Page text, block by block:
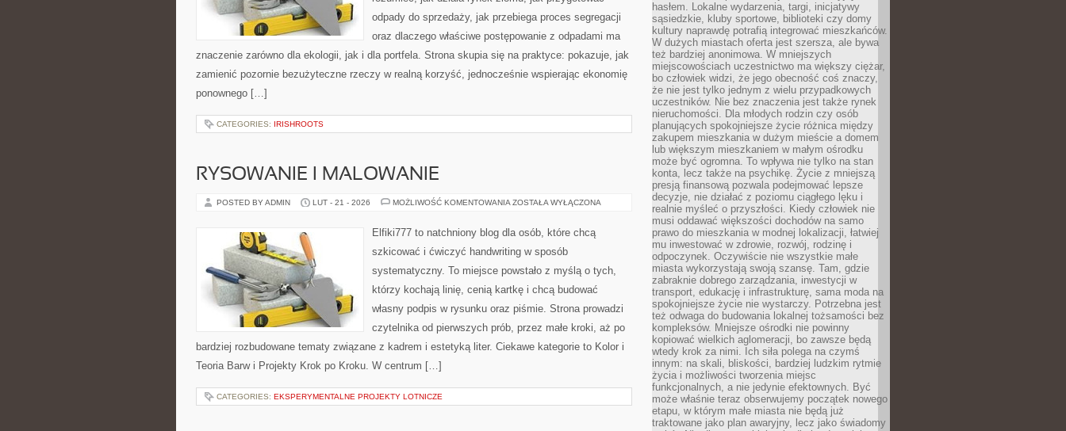
odpady do sprzedaży, jak przebiega proces segregacji
oraz dlaczego właściwe postępowanie z odpadami ma
znaczenie zarówno dla ekologii, jak i dla portfela. Strona skupia się na praktyce: pokazuje, jak
zamienić pozornie bezużyteczne rzeczy w realną korzyść, jednocześnie wspierając ekonomię
ponownego […]
CATEGORIES: IRISHROOTS
RYSOWANIE I MALOWANIE
POSTED BY ADMIN LUT - 21 - 2026 MOŻLIWOŚĆ KOMENTOWANIA RYSOWANIE
ZOSTAŁA WYŁĄCZONA
Elfiki777 to natchniony blog dla osób, które chcą
szkicować i ćwiczyć handwriting w sposób
systematyczny. To miejsce powstało z myślą o tych,
którzy kochają linię, cenią kartkę i chcą budować
własny podpis w rysunku oraz piśmie. Strona prowadzi
czytelnika od pierwszych prób, przez małe kroki, aż po
bardziej rozbudowane tematy związane z kadrem i estetyką liter. Ciekawe kategorie to Kolor i
Teoria Barw i Projekty Krok po Kroku. W centrum […]
CATEGORIES: EKSPERYMENTALNE PROJEKTY LOTNICZE
hasłem. Lokalne wydarzenia, targi, inicjatywy
sąsiedzkie, kluby sportowe, biblioteki czy domy
kultury naprawdę potrafią integrować mieszkańców.
W dużych miastach oferta jest szersza, ale bywa
też bardziej anonimowa. W mniejszych
miejscowościach uczestnictwo ma większy ciężar,
bo człowiek widzi, że jego obecność coś znaczy,
że nie jest tylko jednym z wielu przypadkowych
uczestników. Nie bez znaczenia jest także rynek
nieruchomości. Dla młodych rodzin czy osób
planujących spokojniejsze życie różnica między
zakupem mieszkania w dużym mieście a domem
lub większym mieszkaniem w małym ośrodku
może być ogromna. To wpływa nie tylko na stan
konta, lecz także na psychikę. Życie z mniejszą
presją finansową pozwala podejmować lepsze
decyzje, nie działać z poziomu ciągłego lęku i
realnie myśleć o przyszłości. Kiedy człowiek nie
musi oddawać większości dochodów na samo
prawo do mieszkania w modnej lokalizacji, łatwiej
mu inwestować w zdrowie, rozwój, rodzinę i
odpoczynek. Oczywiście nie wszystkie małe
miasta wykorzystają swoją szansę. Tam, gdzie
zabraknie dobrego zarządzania, inwestycji w
transport, edukację i infrastrukturę, sama moda na
spokojniejsze życie nie wystarczy. Potrzebna jest
też odwaga do budowania lokalnej tożsamości bez
kompleksów. Mniejsze ośrodki nie powinny
kopiować wielkich aglomeracji, bo zawsze będą
wtedy krok za nimi. Ich siła polega na czymś
innym: na skali, bliskości, bardziej ludzkim rytmie
życia i możliwości tworzenia miejsc
funkcjonalnych, a nie jedynie efektownych. Być
może właśnie teraz obserwujemy początek nowego
etapu, w którym małe miasta nie będą już
traktowane jako plan awaryjny, lecz jako świadomy